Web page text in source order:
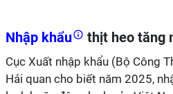
Nhập khẩu thịt heo tăng
Cục Xuất nhập khẩu (Bộ Công
Hải quan cho biết năm 2025,